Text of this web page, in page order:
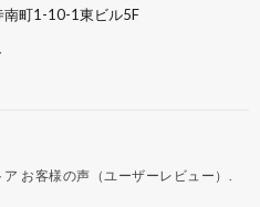
町1-10-1東ビル5F
お客様の声（ユーザーレビュー）